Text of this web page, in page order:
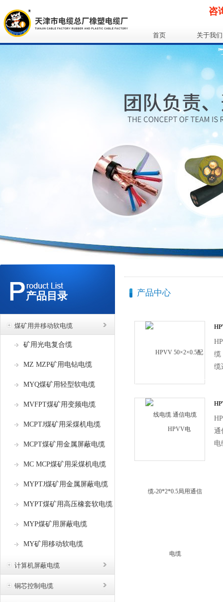
咨
首页 关于我们
产品目录
煤矿用井移动软电缆
矿用光电复合缆
MZ MZP矿用电钻电缆
MYQ煤矿用轻型软电缆
MVFPT煤矿用变频电缆
MCPTJ煤矿用采煤机电缆
MCPT煤矿用金属屏蔽电缆
MC MCP煤矿用采煤机电缆
MYPTJ煤矿用金属屏蔽电缆
MYPT煤矿用高压橡套软电缆
MYP煤矿用屏蔽电缆
MY矿用移动软电缆
计算机屏蔽电缆
铜芯控制电缆
产品中心
电
缆
缆
线
用
的
电
通
电